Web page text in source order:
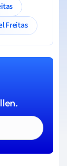
Freitas